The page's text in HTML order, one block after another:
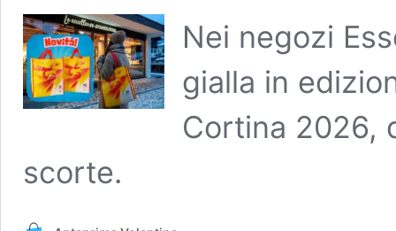
Nei negozi
gialla in
Cortina 2026,
scorte.